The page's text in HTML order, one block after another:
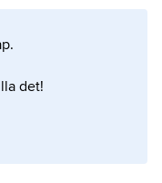
det!